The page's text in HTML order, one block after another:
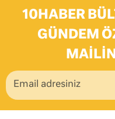
10HABER
GÜNDEM